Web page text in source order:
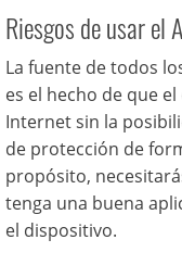
Riesgos de usar el
La fuente de todos
es el hecho de que
Internet sin la
de protección de
propósito,
tenga una buena
el dispositivo.